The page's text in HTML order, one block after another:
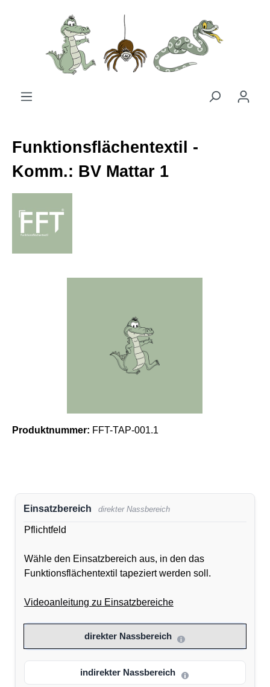
Zum Hauptinhalt springen
Funktionsflächentextil -
Komm.: BV Mattar 1
Produktnummer: FFT-TAP-001.1
Einsatzbereich direkter Nassbereich
Pflichtfeld
Wähle den Einsatzbereich aus, in den das
Funktionsflächentextil tapeziert werden soll.
Videoanleitung zu Einsatzbereiche
direkter Nassbereich
indirekter Nassbereich